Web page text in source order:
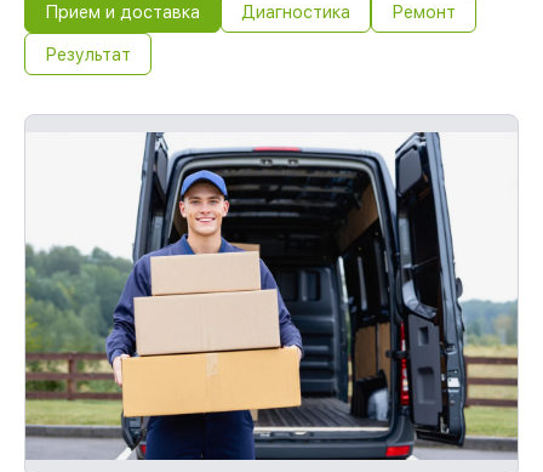
Прием и доставка Диагностика Ремонт
Результат